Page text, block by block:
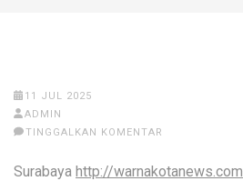
11 JUL 2025
ADMIN
TINGGALKAN KOMENTAR
Surabaya http://warnakotanews.com